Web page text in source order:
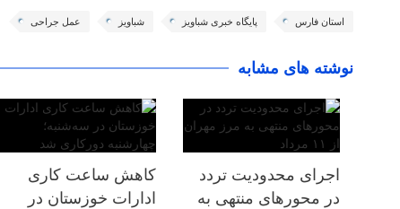
استان فارس پایگاه خبری شباویز شباویز عمل جراحی
نوشته های مشابه
اجرای محدودیت تردد
در محورهای منتهی به
کاهش ساعت کاری
ادارات خوزستان در